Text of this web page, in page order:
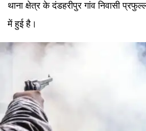
थाना क्षेत्र के दंडहरीपुर गांव निवासी
में हुई है।